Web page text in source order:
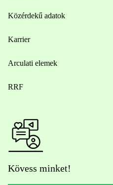
Közérdekű adatok
Karrier
Arculati elemek
RRF
Kövess minket!